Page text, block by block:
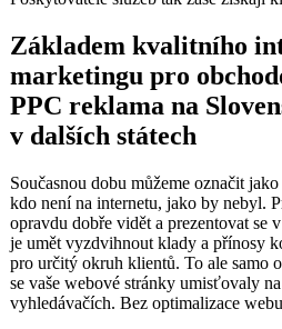
Základem kvalitního
marketingu pro
PPC reklama na
v dalších státech
Současnou dobu můžeme označit
kdo není na internetu, jako by nebyl.
opravdu dobře vidět a prezentovat se
je umět vyzdvihnout klady a přínosy
pro určitý okruh klientů. To ale samo
se vaše webové stránky umisťovaly
vyhledávačích. Bez optimalizace